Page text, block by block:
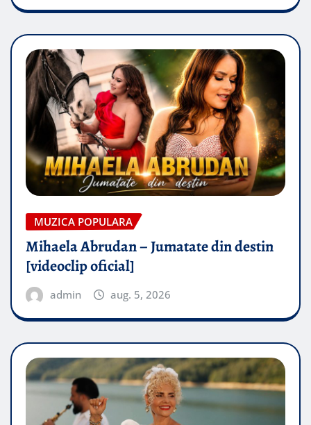
MUZICA POPULARA
Mihaela Abrudan – Jumatate din destin
[videoclip oficial]
admin aug. 5, 2026